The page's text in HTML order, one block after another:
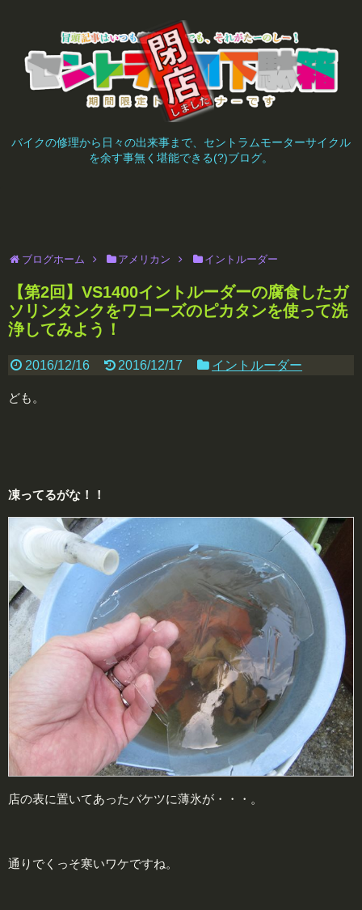
バイクの修理から日々の出来事まで、セントラムモーターサイクル
を余す事無く堪能できる(?)ブログ。
ブログホーム アメリカン イントルーダー
【第2回】VS1400イントルーダーの腐食したガ
ソリンタンクをワコーズのピカタンを使って洗
浄してみよう！
2016/12/16 2016/12/17 イントルーダー
ども。
凍ってるがな！！
店の表に置いてあったバケツに薄氷が・・・。
通りでくっそ寒いワケですね。